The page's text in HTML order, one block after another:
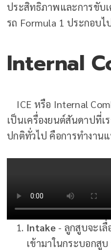
ประสิทธิภาพและการขับเ
รถ Formula 1 ประกอบ
Internal
ICE หรือ Internal
เป็นเครื่องยนต์สันดาปที่
ปกติทั่วไป คือการทำงาน
Intake- ลูกสูบจะเลื่
เข้ามาในกระบอกสู